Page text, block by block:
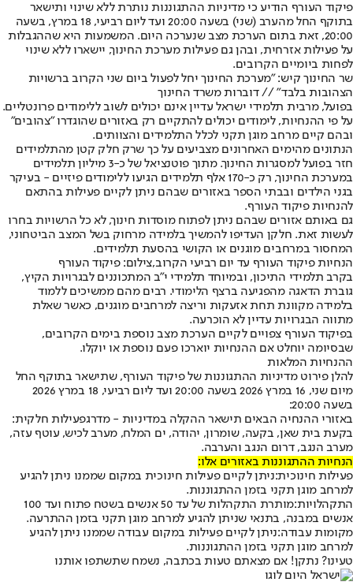
פיקוד העורף הודיע כי מדיניות ההתגוננות נותרת ללא שינוי ותישאר
בתוקף החל מהערב (שני) בשעה 20:00 ועד ליום רביעי, 18 במרץ, בשעה
20:00, זאת בתום הערכת מצב שנערכה היום. המשמעות היא שההגבלות
על פעילות אזרחית, ובהן גם פעילות מערכת החינוך, יישארו ללא שינוי
לפחות ביומיים הקרובים.
שר החינוך קיש: "מערכת החינוך יחל לפעול ביום שני הקרוב ברשויות
הצהובות בלבד" // דוברות משרד החינוך
בפועל, מרבית תלמידי ישראל עדיין אינם יכולים לשוב ללימודים פרונטליים.
על פי ההנחיות, לימודים יכולים להתקיים רק באזורים שהוגדרו "צהובים"
ובהם קיים מרחב מוגן תקני לכלל התלמידים והצוותים.
הנתונים מהימים האחרונים מצביעים על כך שרק חלק קטן מהתלמידים
חזר בפועל למסגרות החינוך. מתוך פוטנציאל של כ-3 מיליון תלמידים
במערכת החינוך, רק כ-170 אלף תלמידים הגיעו ללימודים פיזיים - בעיקר
בגני הילדים ובבתי הספר באזורים שבהם ניתן לקיים פעילות בהתאם
להנחיות פיקוד העורף.
גם באותם אזורים שבהם ניתן לפתוח מוסדות חינוך, לא כל הרשויות בחרו
לעשות זאת. חלקן העדיפו להמשיך בלמידה מרחוק בשל המצב הביטחוני,
המחסור במרחבים מוגנים או הקושי בהסעת תלמידים.
הנחיות פיקוד העורף עד יום רביעי הקרוב,צילום: פיקוד העורף
בקרב תלמידי התיכון, ובמיוחד תלמידי י"ב המתכוננים לבגרויות הקיץ,
גוברת הדאגה מהפגיעה ברצף הלימודי. רבים מהם ממשיכים ללמוד
בלמידה מקוונת תחת אזעקות וריצה למרחבים מוגנים, כאשר שאלת
מתווה הבגרויות עדיין לא הוכרעה.
בפיקוד העורף צפויים לקיים הערכת מצב נוספת בימים הקרובים,
שבסיומה יוחלט אם ההנחיות יוארכו פעם נוספת או יוקלו.
ההנחיות המלאות
להלן פירוט מדיניות ההתגוננות של פיקוד העורף, שתישאר בתוקף החל
מיום שני, 16 במרץ 2026 בשעה 20:00 ועד ליום רביעי, 18 במרץ 2026
בשעה 20:00:
באזורי ההנחיה הבאים תישאר ההקלה במדיניות - מדרגפעילות חלקית:
בקעת בית שאן, בקעה, שומרון, יהודה, ים המלח, מערב לכיש, עוטף עזה,
מערב הנגב, דרום הנגב והערבה.
הנחיות ההתגוננות באזורים אלו:
פעילות חינוכית:ניתן לקיים פעילות חינוכית במקום שממנו ניתן להגיע
למרחב מוגן תקני בזמן ההתגוננות.
התקהלויות:
מותרת התקהלות של עד 50 אנשים בשטח פתוח ועד 100
אנשים במבנה, בתנאי שניתן להגיע למרחב מוגן תקני בזמן ההתרעה.
מקומות עבודה:ניתן לקיים פעילות במקום עבודה שממנו ניתן להגיע
למרחב מוגן תקני בזמן ההתגוננות.
טעינו? נתקן! אם מצאתם טעות בכתבה, נשמח שתשתפו אותנו